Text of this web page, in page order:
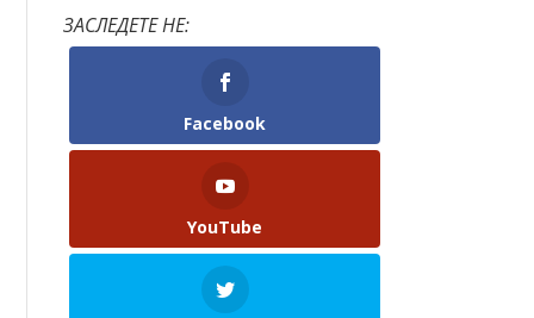
ЗАСЛЕДЕТЕ НЕ:
Facebook
YouTube